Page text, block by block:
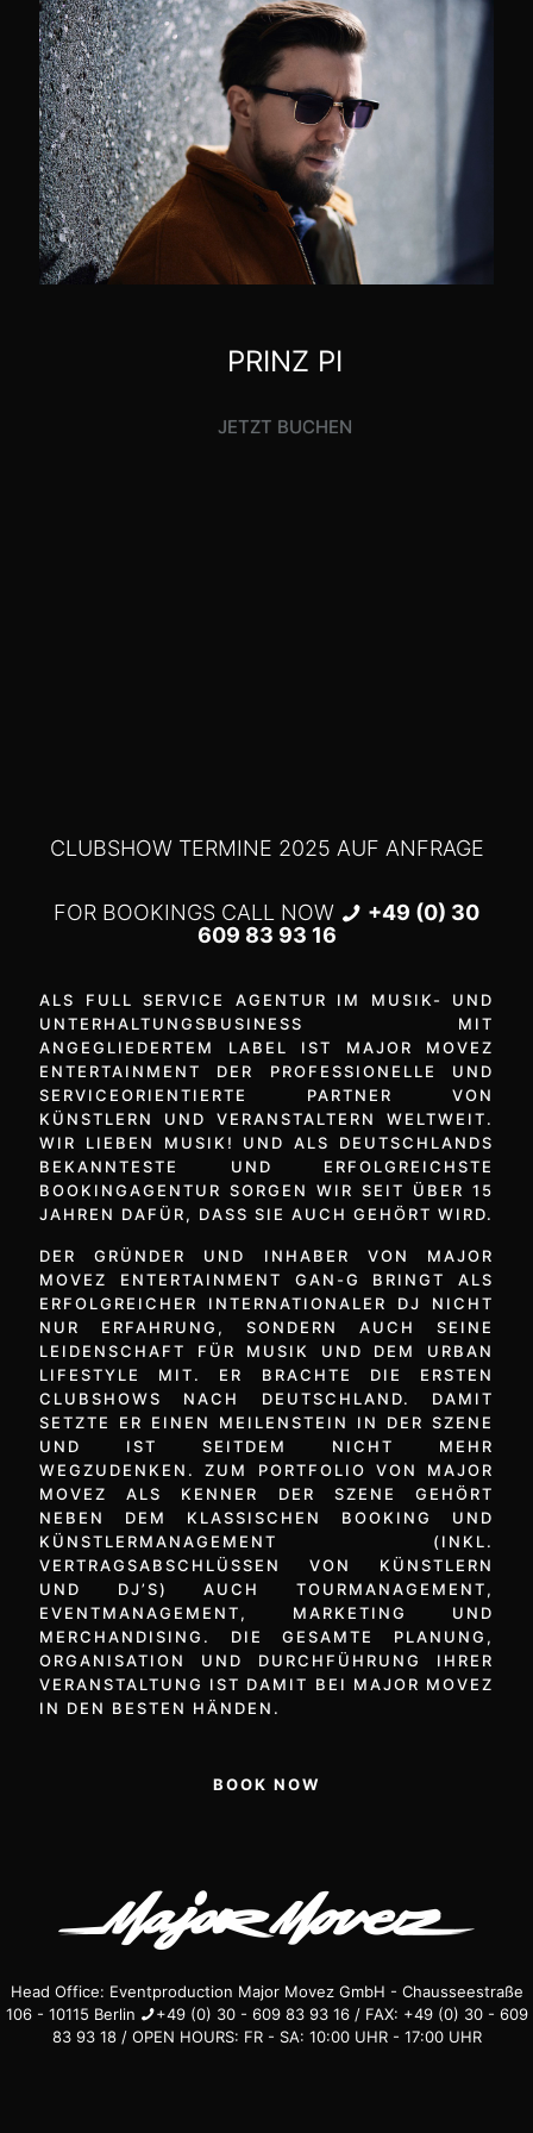
PRINZ PI
JETZT BUCHEN
CLUBSHOW TERMINE 2025 AUF ANFRAGE
FOR BOOKINGS CALL NOW
+49 (0) 30
609 83 93 16
ALS FULL SERVICE AGENTUR IM MUSIK- UND
UNTERHALTUNGSBUSINESS MIT
ANGEGLIEDERTEM LABEL IST MAJOR MOVEZ
ENTERTAINMENT DER PROFESSIONELLE UND
SERVICEORIENTIERTE PARTNER VON
KÜNSTLERN UND VERANSTALTERN WELTWEIT.
WIR LIEBEN MUSIK! UND ALS DEUTSCHLANDS
BEKANNTESTE UND ERFOLGREICHSTE
BOOKINGAGENTUR SORGEN WIR SEIT ÜBER 15
JAHREN DAFÜR, DASS SIE AUCH GEHÖRT WIRD.
DER GRÜNDER UND INHABER VON MAJOR
MOVEZ ENTERTAINMENT GAN-G BRINGT ALS
ERFOLGREICHER INTERNATIONALER DJ NICHT
NUR ERFAHRUNG, SONDERN AUCH SEINE
LEIDENSCHAFT FÜR MUSIK UND DEM URBAN
LIFESTYLE MIT. ER BRACHTE DIE ERSTEN
CLUBSHOWS NACH DEUTSCHLAND. DAMIT
SETZTE ER EINEN MEILENSTEIN IN DER SZENE
UND IST SEITDEM NICHT MEHR
WEGZUDENKEN. ZUM PORTFOLIO VON MAJOR
MOVEZ ALS KENNER DER SZENE GEHÖRT
NEBEN DEM KLASSISCHEN BOOKING UND
KÜNSTLERMANAGEMENT (INKL.
VERTRAGSABSCHLÜSSEN VON KÜNSTLERN
UND DJ’S) AUCH TOURMANAGEMENT,
EVENTMANAGEMENT, MARKETING UND
MERCHANDISING. DIE GESAMTE PLANUNG,
ORGANISATION UND DURCHFÜHRUNG IHRER
VERANSTALTUNG IST DAMIT BEI MAJOR MOVEZ
IN DEN BESTEN HÄNDEN.
BOOK NOW
Head Office: Eventproduction Major Movez GmbH - Chausseestraße
106 - 10115 Berlin
+49 (0) 30 - 609 83 93 16 / FAX: +49 (0) 30 - 609
83 93 18 / OPEN HOURS: FR - SA: 10:00 UHR - 17:00 UHR